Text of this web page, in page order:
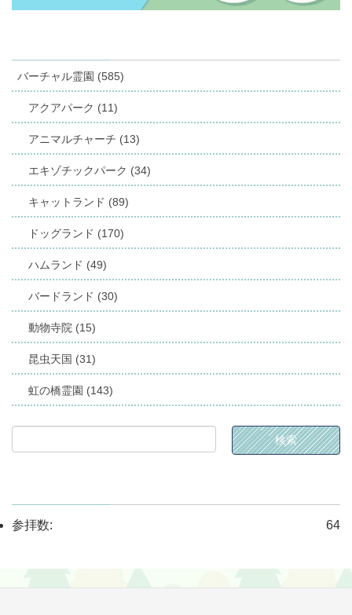
バーチャル霊園 (585)
アクアパーク (11)
アニマルチャーチ (13)
エキゾチックパーク (34)
キャットランド (89)
ドッグランド (170)
ハムランド (49)
バードランド (30)
動物寺院 (15)
昆虫天国 (31)
虹の橋霊園 (143)
64
参拝数: